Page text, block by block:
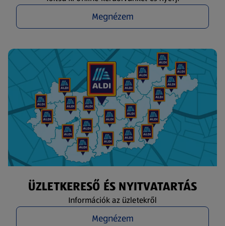
Megnézem
ÜZLETKERESŐ ÉS NYITVATARTÁS
Információk az üzletekről
Megnézem